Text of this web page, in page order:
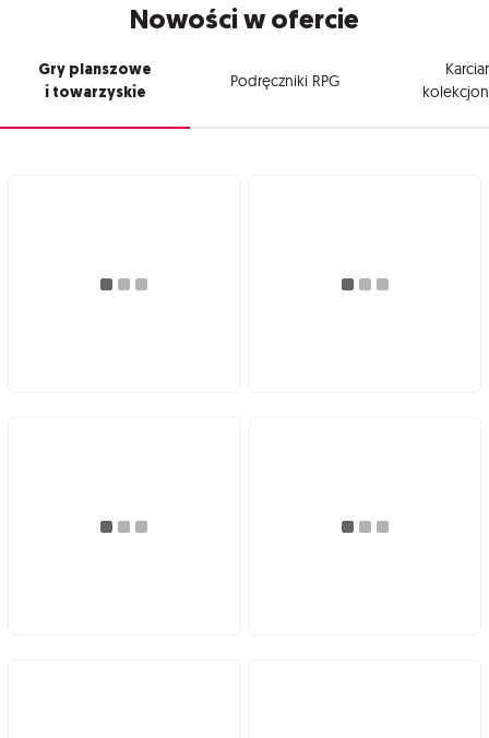
Nowości w ofercie
Gry planszowe
i towarzyskie
Podręczniki RPG